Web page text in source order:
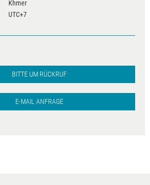
Khmer
UTC+7
BITTE UM RÜCKRUF
E-MAIL ANFRAGE